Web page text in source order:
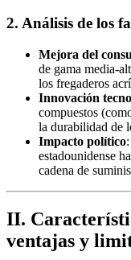
2. Análisis de los
Mejora del
de gama media-
los fregaderos
Innovación
compuestos
la durabilidad de
Impacto político
estadounidense
cadena de
II.
ventajas y